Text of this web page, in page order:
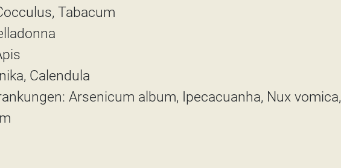
Tabacum
Calendula
Arsenicum album, Ipecacuanha, Nux vomica,